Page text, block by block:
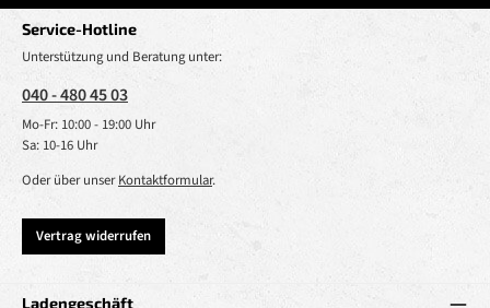
Service-Hotline
Unterstützung und Beratung unter:
040 - 480 45 03
Mo-Fr: 10:00 - 19:00 Uhr
Sa: 10-16 Uhr
Oder über unserKontaktformular.
Vertrag widerrufen
Ladengeschäft